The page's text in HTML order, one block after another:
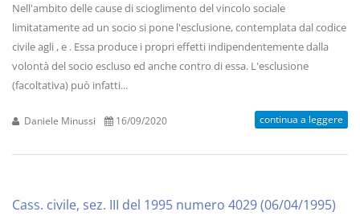
Nell'ambito delle cause di scioglimento del vincolo sociale
limitatamente ad un socio si pone l'esclusione, contemplata dal codice
civile agli , e . Essa produce i propri effetti indipendentemente dalla
volontà del socio escluso ed anche contro di essa. L'esclusione
(facoltativa) può infatti...
Daniele Minussi 16/09/2020 continua a leggere
Cass. civile, sez. III del 1995 numero 4029 (06/04/1995)